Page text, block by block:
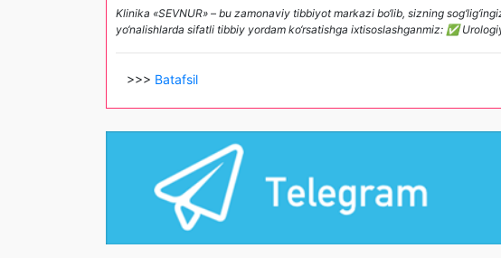
Klinika «SEVNUR» – bu zamonaviy tibbiyot markazi bo‘lib, sizning
yo‘nalishlarda sifatli tibbiy yordam ko‘rsatishga ixtisoslashganmiz: ✅
>>> Batafsil